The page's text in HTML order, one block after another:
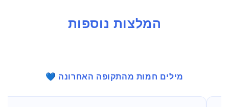
המלצות נוספות
מילים חמות מהתקופה האחרונה 💙